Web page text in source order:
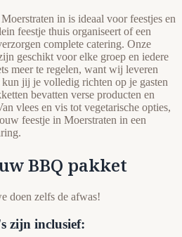
in is ideaal voor feestjes en
feestje thuis organiseert of een
complete catering. Onze
geschikt voor elke groep en iedere
meer te regelen, want wij leveren
jij je volledig richten op je gasten
bevatten verse producten en
vlees en vis tot vegetarische opties,
feestje in Moerstraten in een
BBQ pakket
doen zelfs de afwas!
zijn inclusief: